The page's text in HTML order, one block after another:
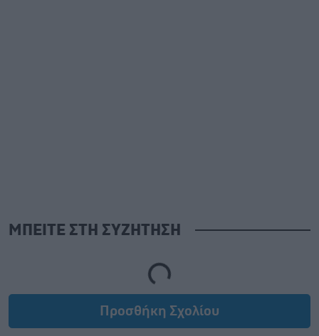
ΜΠΕΙΤΕ ΣΤΗ ΣΥΖΗΤΗΣΗ
Loading...
Προσθήκη Σχολίου